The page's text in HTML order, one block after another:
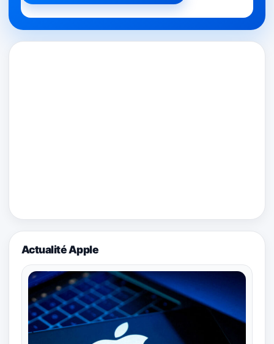
Actualité Apple